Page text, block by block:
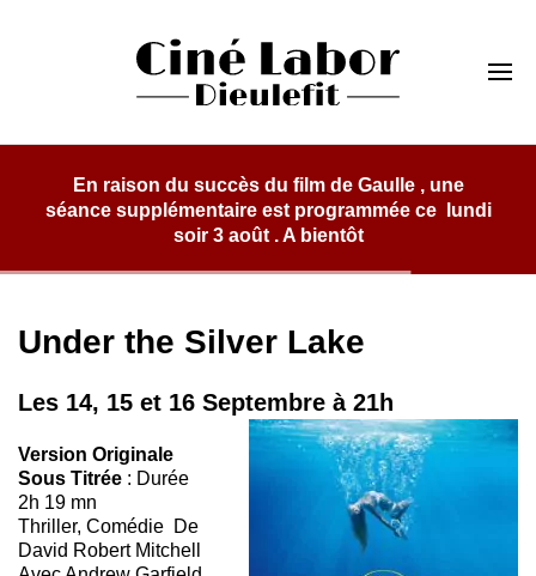
Cinéma Labor
Dieulefit
En raison du succès du film de Gaulle , une
supplémentaire est programmée ce lundi
soir 3 août . A bientôt
Under the Silver Lake
Les 14, 15 et 16 Septembre à 21h
Version Originale
Sous Titrée : Durée
2h 19 mn
Thriller, Comédie De
David Robert Mitchell